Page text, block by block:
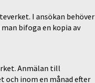
I ansökan behöver
bifoga en kopia av
Anmälan till
och inom en månad efter